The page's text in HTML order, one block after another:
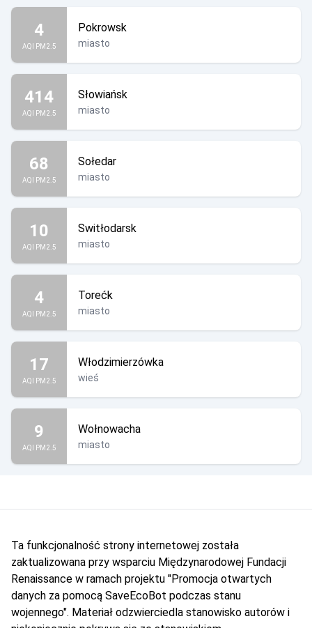
4
AQI PM2.5
Pokrowsk
miasto
414
AQI PM2.5
Słowiańsk
miasto
68
AQI PM2.5
Sołedar
miasto
10
AQI PM2.5
Switłodarsk
miasto
4
AQI PM2.5
Torećk
miasto
17
AQI PM2.5
Włodzimierzówka
wieś
9
AQI PM2.5
Wołnowacha
miasto
Ta funkcjonalność strony internetowej została
zaktualizowana przy wsparciu Międzynarodowej Fundacji
Renaissance w ramach projektu "Promocja otwartych
danych za pomocą SaveEcoBot podczas stanu
wojennego". Materiał odzwierciedla stanowisko autorów i